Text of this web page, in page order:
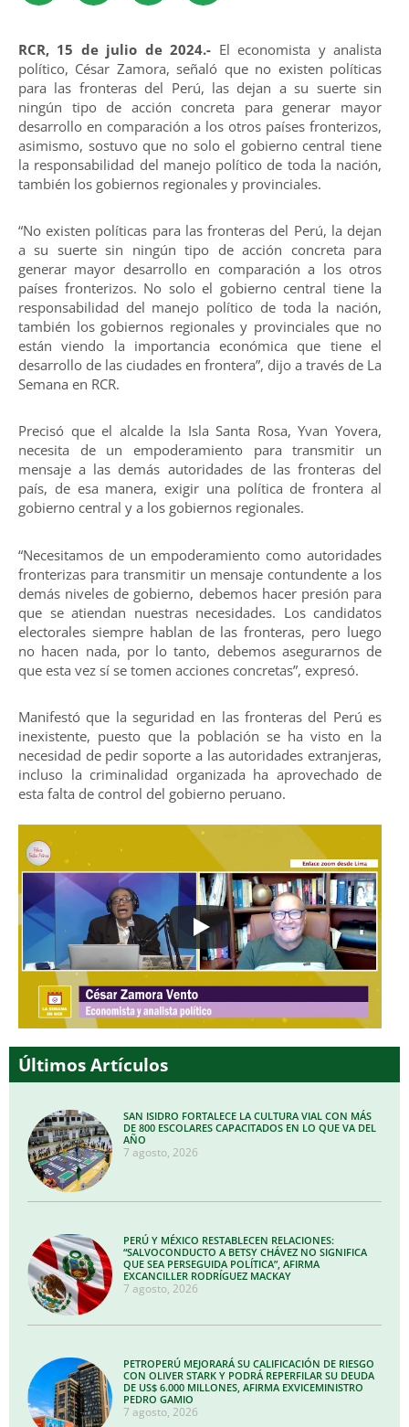
RCR, 15 de julio de 2024.- El economista y analista
político, César Zamora, señaló que no existen políticas
para las fronteras del Perú, las dejan a su suerte sin
ningún tipo de acción concreta para generar mayor
desarrollo en comparación a los otros países fronterizos,
asimismo, sostuvo que no solo el gobierno central tiene
la responsabilidad del manejo político de toda la nación,
también los gobiernos regionales y provinciales.
“No existen políticas para las fronteras del Perú, la dejan
a su suerte sin ningún tipo de acción concreta para
generar mayor desarrollo en comparación a los otros
países fronterizos. No solo el gobierno central tiene la
responsabilidad del manejo político de toda la nación,
también los gobiernos regionales y provinciales que no
están viendo la importancia económica que tiene el
desarrollo de las ciudades en frontera”, dijo a través de La
Semana en RCR.
Precisó que el alcalde la Isla Santa Rosa, Yvan Yovera,
necesita de un empoderamiento para transmitir un
mensaje a las demás autoridades de las fronteras del
país, de esa manera, exigir una política de frontera al
gobierno central y a los gobiernos regionales.
“Necesitamos de un empoderamiento como autoridades
fronterizas para transmitir un mensaje contundente a los
demás niveles de gobierno, debemos hacer presión para
que se atiendan nuestras necesidades. Los candidatos
electorales siempre hablan de las fronteras, pero luego
no hacen nada, por lo tanto, debemos asegurarnos de
que esta vez sí se tomen acciones concretas”, expresó.
Manifestó que la seguridad en las fronteras del Perú es
inexistente, puesto que la población se ha visto en la
necesidad de pedir soporte a las autoridades extranjeras,
incluso la criminalidad organizada ha aprovechado de
esta falta de control del gobierno peruano.
Últimos Artículos
SAN ISIDRO FORTALECE LA CULTURA VIAL CON MÁS
DE 800 ESCOLARES CAPACITADOS EN LO QUE VA DEL
AÑO
7 agosto, 2026
PERÚ Y MÉXICO RESTABLECEN RELACIONES:
“SALVOCONDUCTO A BETSY CHÁVEZ NO SIGNIFICA
QUE SEA PERSEGUIDA POLÍTICA”, AFIRMA
EXCANCILLER RODRÍGUEZ MACKAY
7 agosto, 2026
PETROPERÚ MEJORARÁ SU CALIFICACIÓN DE RIESGO
CON OLIVER STARK Y PODRÁ REPERFILAR SU DEUDA
DE US$ 6.000 MILLONES, AFIRMA EXVICEMINISTRO
PEDRO GAMIO
7 agosto, 2026